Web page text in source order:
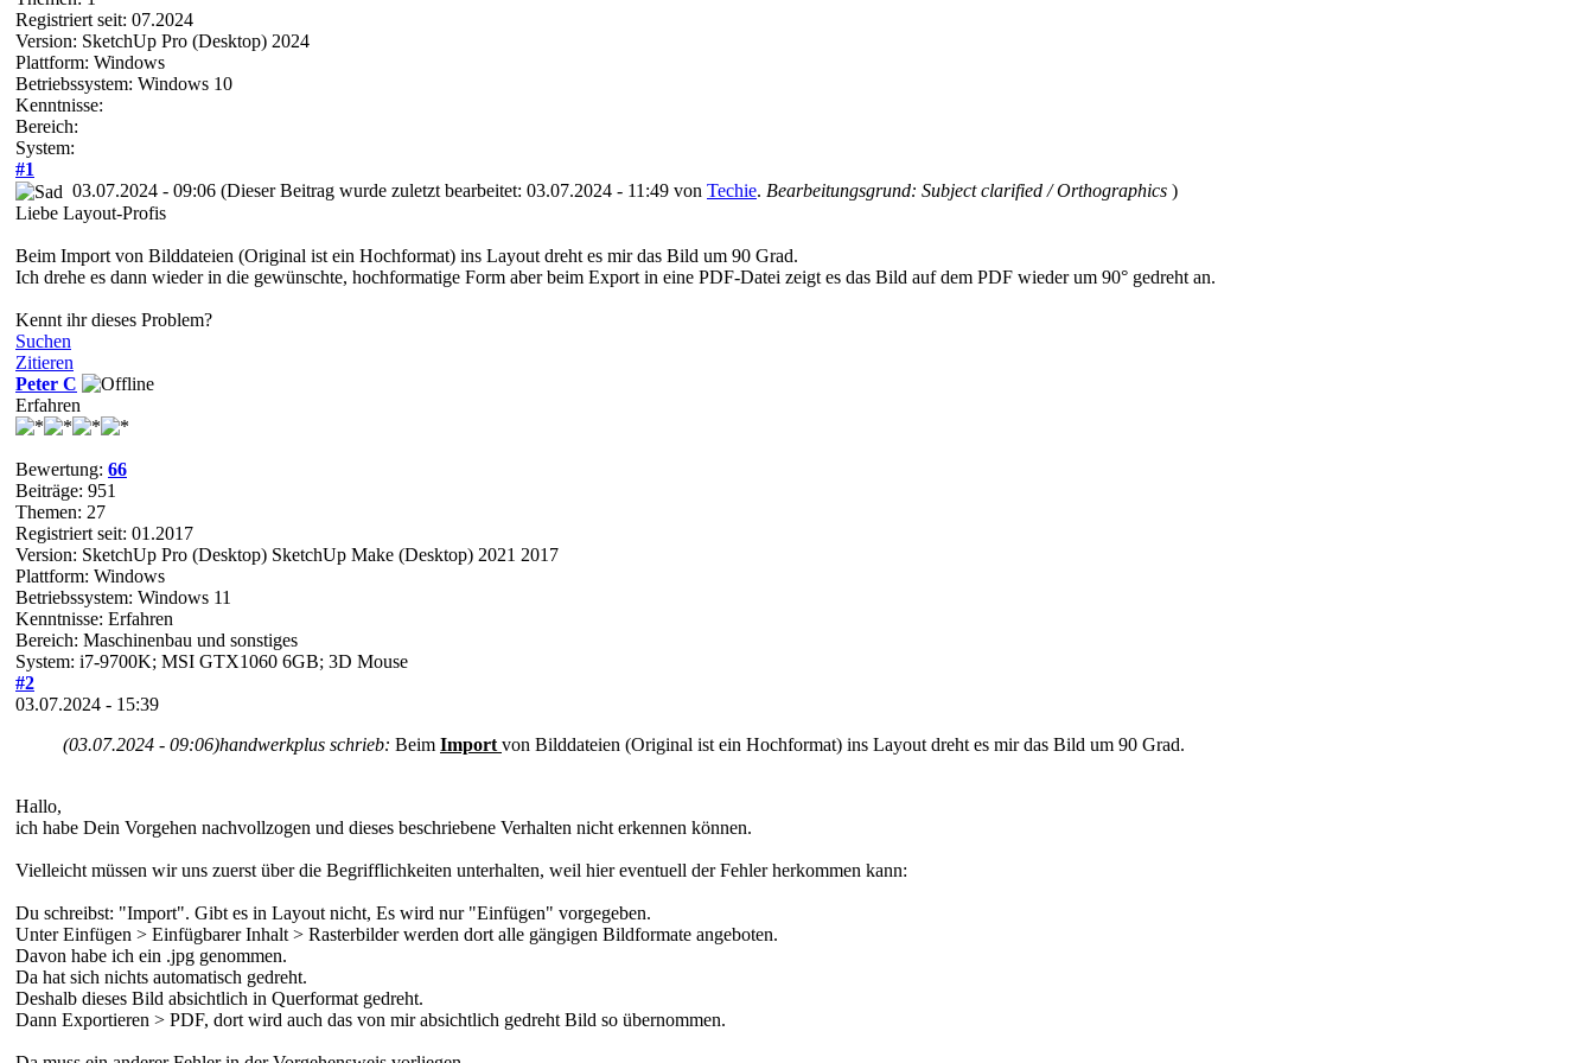
Registriert seit: 07.2024
Version: SketchUp Pro (Desktop) 2024
Plattform: Windows
Betriebssystem: Windows 10
Kenntnisse:
Bereich:
System:
#1
03.07.2024 - 09:06 (Dieser Beitrag wurde zuletzt bearbeitet: 03.07.2024 - 11:49 von Techie. Bearbeitungsgrund: Subject clarified / Orthographics )
Liebe Layout-Profis
Beim Import von Bilddateien (Original ist ein Hochformat) ins Layout dreht es mir das Bild um 90 Grad.
Ich drehe es dann wieder in die gewünschte, hochformatige Form aber beim Export in eine PDF-Datei zeigt es das Bild auf dem PDF wieder um 90° gedreht an.
Kennt ihr dieses Problem?
Suchen
Zitieren
Peter C
Erfahren
Bewertung: 66
Beiträge: 951
Themen: 27
Registriert seit: 01.2017
Version: SketchUp Pro (Desktop) SketchUp Make (Desktop) 2021 2017
Plattform: Windows
Betriebssystem: Windows 11
Kenntnisse: Erfahren
Bereich: Maschinenbau und sonstiges
System: i7-9700K; MSI GTX1060 6GB; 3D Mouse
#2
03.07.2024 - 15:39
(03.07.2024 - 09:06)handwerkplus schrieb: Beim Import von Bilddateien (Original ist ein Hochformat) ins Layout dreht es mir das Bild um 90 Grad.
Hallo,
ich habe Dein Vorgehen nachvollzogen und dieses beschriebene Verhalten nicht erkennen können.
Vielleicht müssen wir uns zuerst über die Begrifflichkeiten unterhalten, weil hier eventuell der Fehler herkommen kann:
Du schreibst: "Import". Gibt es in Layout nicht, Es wird nur "Einfügen" vorgegeben.
Unter Einfügen > Einfügbarer Inhalt > Rasterbilder werden dort alle gängigen Bildformate angeboten.
Davon habe ich ein .jpg genommen.
Da hat sich nichts automatisch gedreht.
Deshalb dieses Bild absichtlich in Querformat gedreht.
Dann Exportieren > PDF, dort wird auch das von mir absichtlich gedreht Bild so übernommen.